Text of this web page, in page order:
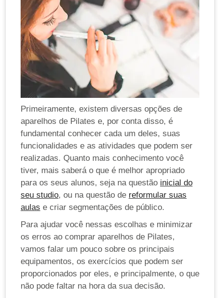
Primeiramente, existem diversas opções de
aparelhos de Pilates e, por conta disso, é
fundamental conhecer cada um deles, suas
funcionalidades e as atividades que podem ser
realizadas. Quanto mais conhecimento você
tiver, mais saberá o que é melhor apropriado
para os seus alunos, seja na questão inicial do
seu studio, ou na questão de reformular suas
aulas e criar segmentações de público.
Para ajudar você nessas escolhas e minimizar
os erros ao comprar aparelhos de Pilates,
vamos falar um pouco sobre os principais
equipamentos, os exercícios que podem ser
proporcionados por eles, e principalmente, o que
não pode faltar na hora da sua decisão.